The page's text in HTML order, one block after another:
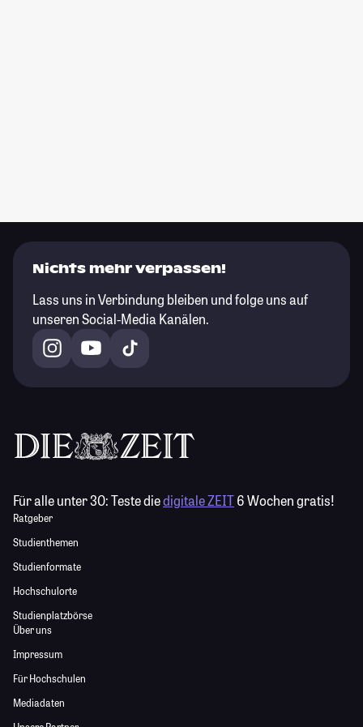
Nichts mehr verpassen!
Lass uns in Verbindung bleiben und folge uns auf
unseren Social-Media Kanälen.
Für alle unter 30:Teste diedigitale ZEIT6 Wochen gratis!
Ratgeber
Studienthemen
Studienformate
Hochschulorte
Studienplatzbörse
Über uns
Impressum
Für Hochschulen
Mediadaten